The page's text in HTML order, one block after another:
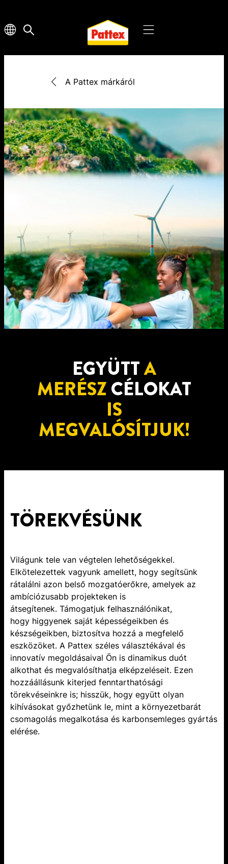
A Pattex márkáról
EGYÜTTA
MERÉSZCÉLOKAT
IS
MEGVALÓSÍTJUK!
TÖREKVÉSÜNK
Világunk tele van végtelen lehetőségekkel.
Elkötelezettek vagyunk amellett, hogy segítsünk
rátalálni azon belső mozgatóerőkre, amelyek az
ambíciózusabb projekteken is
átsegítenek. Támogatjuk felhasználónikat,
hogy higgyenek saját képességeikben és
készségeikben, biztosítva hozzá a megfelelő
eszközöket. A Pattex széles választékával és
innovatív megoldásaival Ön is dinamikus duót
alkothat és megvalósíthatja elképzeléseit. Ezen
hozzáállásunk kiterjed fenntarthatósági
törekvéseinkre is; hisszük, hogy együtt olyan
kihívásokat győzhetünk le, mint a környezetbarát
csomagolás megalkotása és karbonsemleges gyártás
elérése.